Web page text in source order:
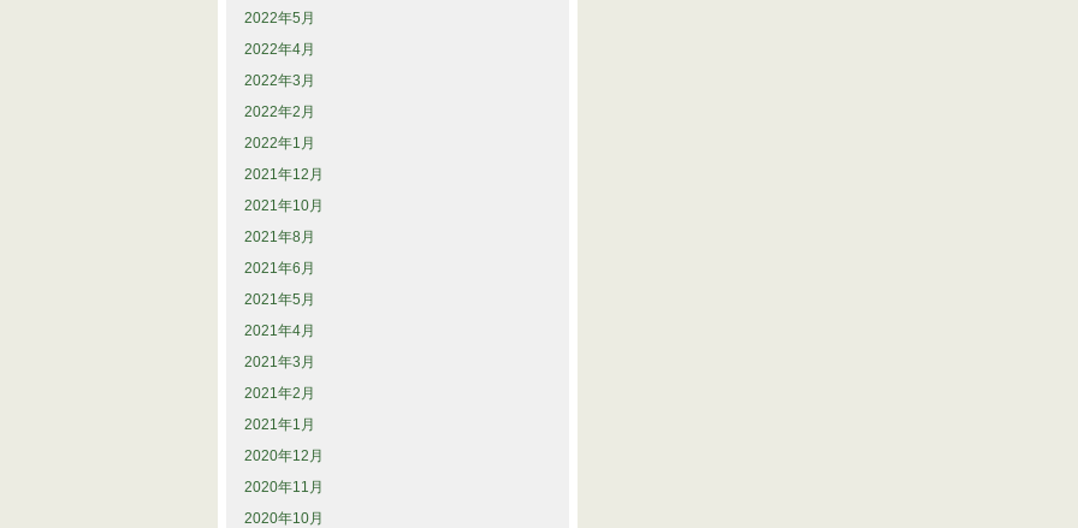
2022年5月
2022年4月
2022年3月
2022年2月
2022年1月
2021年12月
2021年10月
2021年8月
2021年6月
2021年5月
2021年4月
2021年3月
2021年2月
2021年1月
2020年12月
2020年11月
2020年10月